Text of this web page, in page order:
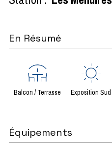
En Résumé
Balcon / Terrasse Exposition Sud
Équipements